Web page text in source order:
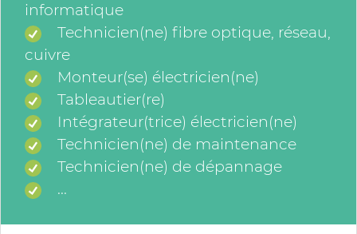
informatique
Technicien(ne) fibre optique, réseau,
cuivre
Monteur(se) électricien(ne)
Tableautier(re)
Intégrateur(trice) électricien(ne)
Technicien(ne) de maintenance
Technicien(ne) de dépannage
...